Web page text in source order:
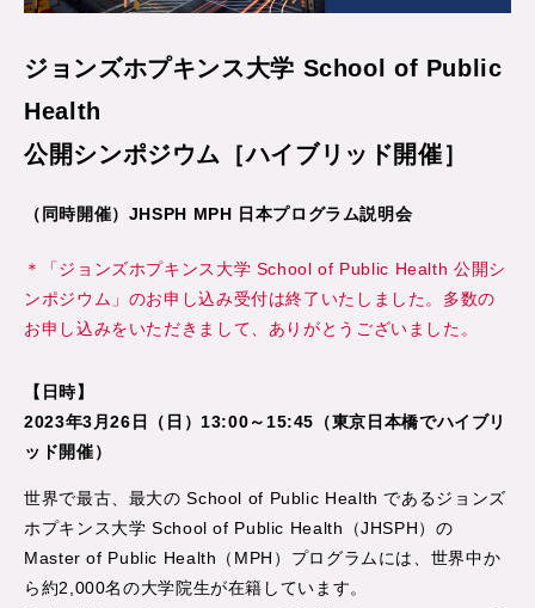
ジョンズホプキンス大学 School of Public
Health
公開シンポジウム［ハイブリッド開催］
（同時開催）JHSPH MPH 日本プログラム説明会
＊「ジョンズホプキンス大学 School of Public Health 公開シ
ンポジウム」のお申し込み受付は終了いたしました。多数の
お申し込みをいただきまして、ありがとうございました。
【日時】
2023年3月26日（日）13:00～15:45（東京日本橋でハイブリ
ッド開催）
世界で最古、最大の School of Public Health であるジョンズ
ホプキンス大学 School of Public Health（JHSPH）の
Master of Public Health（MPH）プログラムには、世界中か
ら約2,000名の大学院生が在籍しています。